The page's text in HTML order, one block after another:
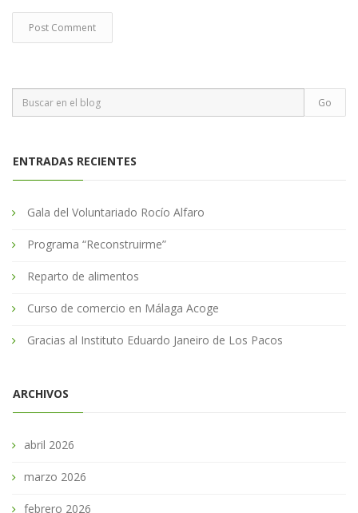
ENTRADAS RECIENTES
Gala del Voluntariado Rocío Alfaro
Programa “Reconstruirme”
Reparto de alimentos
Curso de comercio en Málaga Acoge
Gracias al Instituto Eduardo Janeiro de Los Pacos
ARCHIVOS
abril 2026
marzo 2026
febrero 2026